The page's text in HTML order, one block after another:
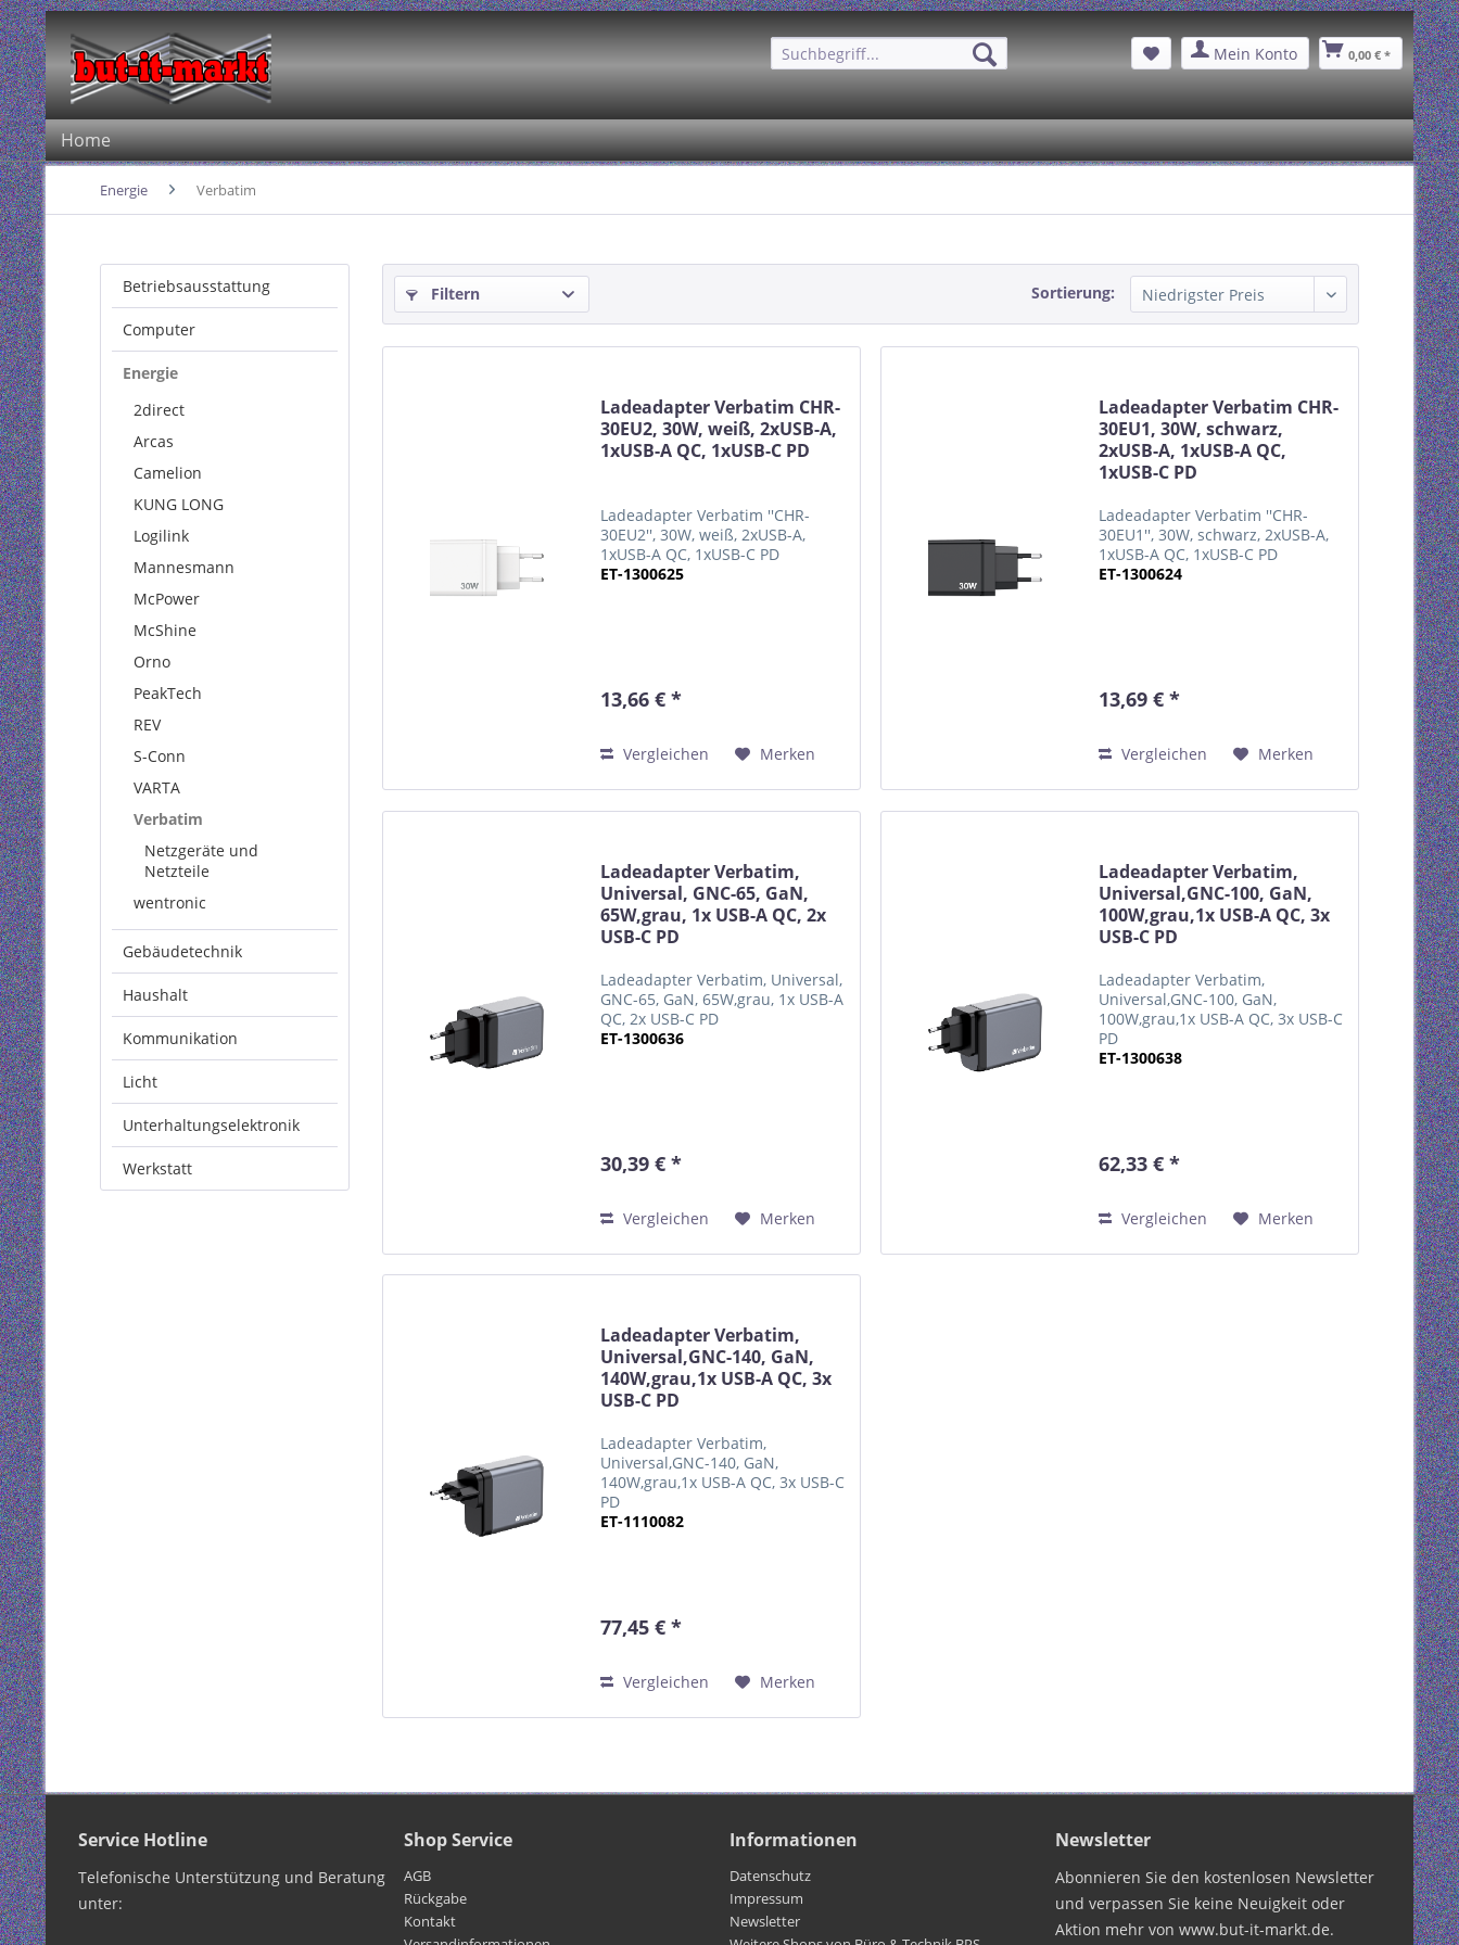
Mein Konto 0,00 € *
Home
Energie Verbatim
Betriebsausstattung
Computer
Energie
2direct
Arcas
Camelion
KUNG LONG
Logilink
Mannesmann
McPower
McShine
Orno
PeakTech
REV
S-Conn
VARTA
Verbatim
Netzgeräte und
Netzteile
wentronic
Gebäudetechnik
Haushalt
Kommunikation
Licht
Unterhaltungselektronik
Werkstatt
Filtern Sortierung:
Ladeadapter Verbatim CHR-
30EU2, 30W, weiß, 2xUSB-A,
1xUSB-A QC, 1xUSB-C PD
Ladeadapter Verbatim ''CHR-
30EU2'', 30W, weiß, 2xUSB-A,
1xUSB-A QC, 1xUSB-C PD
ET-1300625
13,66 € *
Vergleichen Merken
Ladeadapter Verbatim CHR-
30EU1, 30W, schwarz,
2xUSB-A, 1xUSB-A QC,
1xUSB-C PD
Ladeadapter Verbatim ''CHR-
30EU1'', 30W, schwarz, 2xUSB-A,
1xUSB-A QC, 1xUSB-C PD
ET-1300624
13,69 € *
Vergleichen Merken
Ladeadapter Verbatim,
Universal, GNC-65, GaN,
65W,grau, 1x USB-A QC, 2x
USB-C PD
Ladeadapter Verbatim, Universal,
GNC-65, GaN, 65W,grau, 1x USB-A
QC, 2x USB-C PD
ET-1300636
30,39 € *
Vergleichen Merken
Ladeadapter Verbatim,
Universal,GNC-100, GaN,
100W,grau,1x USB-A QC, 3x
USB-C PD
Ladeadapter Verbatim,
Universal,GNC-100, GaN,
100W,grau,1x USB-A QC, 3x USB-C
PD
ET-1300638
62,33 € *
Vergleichen Merken
Ladeadapter Verbatim,
Universal,GNC-140, GaN,
140W,grau,1x USB-A QC, 3x
USB-C PD
Ladeadapter Verbatim,
Universal,GNC-140, GaN,
140W,grau,1x USB-A QC, 3x USB-C
PD
ET-1110082
77,45 € *
Vergleichen Merken
Service Hotline
Telefonische Unterstützung und Beratung
unter:
Shop Service
AGB
Rückgabe
Kontakt
Informationen
Datenschutz
Impressum
Newsletter
Newsletter
Abonnieren Sie den kostenlosen Newsletter
und verpassen Sie keine Neuigkeit oder
Aktion mehr von www.but-it-markt.de.